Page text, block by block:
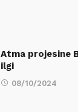
Atma projesine
ilgi
08/10/2024